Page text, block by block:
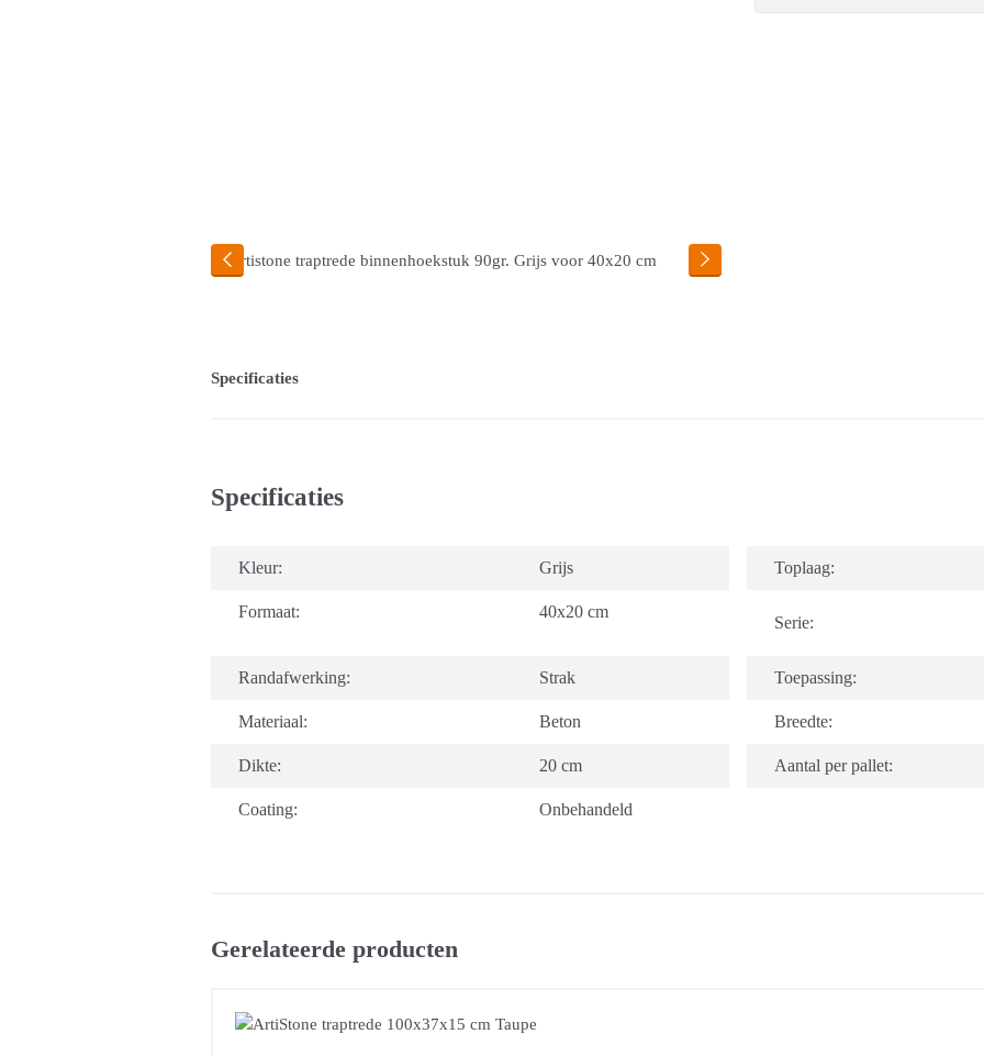
Specificaties
Specificaties
Kleur: Grijs Toplaag:
Formaat: 40x20 cm
Serie:
Randafwerking: Strak Toepassing:
Materiaal: Beton Breedte:
Dikte: 20 cm Aantal per pallet:
Coating: Onbehandeld
Gerelateerde producten